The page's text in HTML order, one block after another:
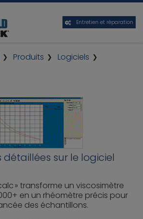
Entretien et réparation
Produits
Logiciels
sur le logiciel
» transforme un viscosimètre
en un rhéomètre précis pour
des échantillons.